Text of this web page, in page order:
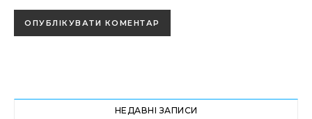
НЕДАВНІ ЗАПИСИ